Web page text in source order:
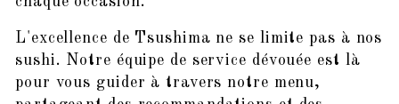
L'excellence de Tsushima ne se limite pas à nos
sushi. Notre équipe de service dévouée est là
pour vous guider à travers notre menu,